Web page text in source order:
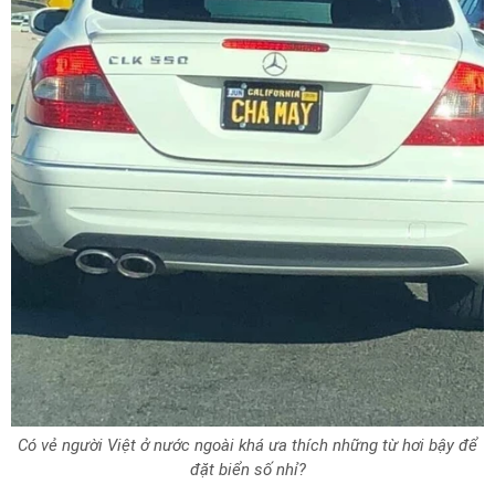
Có vẻ người Việt ở nước ngoài khá ưa thích những từ hơi bậy để
đặt biển số nhỉ?